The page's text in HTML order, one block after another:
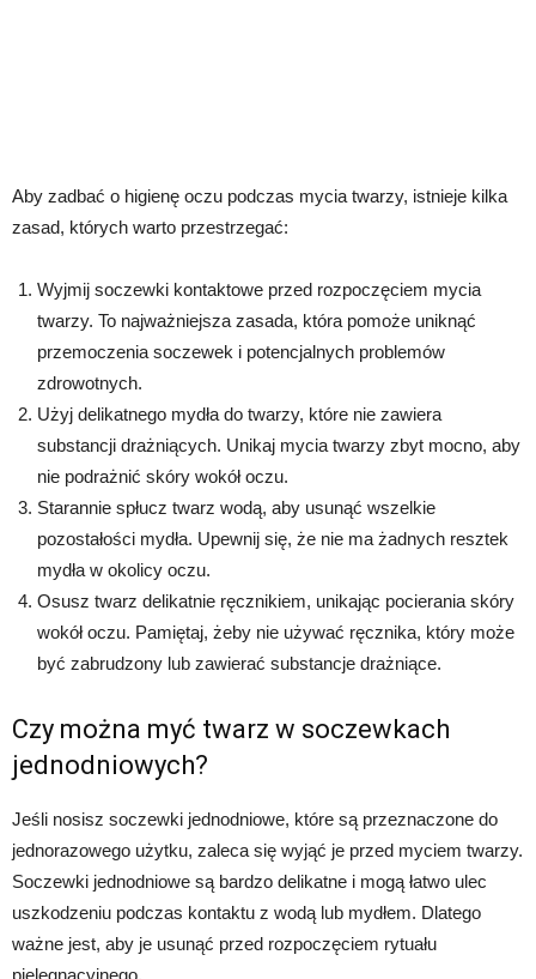
Aby zadbać o higienę oczu podczas mycia twarzy, istnieje kilka
zasad, których warto przestrzegać:
Wyjmij soczewki kontaktowe przed rozpoczęciem mycia
twarzy. To najważniejsza zasada, która pomoże uniknąć
przemoczenia soczewek i potencjalnych problemów
zdrowotnych.
Użyj delikatnego mydła do twarzy, które nie zawiera
substancji drażniących. Unikaj mycia twarzy zbyt mocno, aby
nie podrażnić skóry wokół oczu.
Starannie spłucz twarz wodą, aby usunąć wszelkie
pozostałości mydła. Upewnij się, że nie ma żadnych resztek
mydła w okolicy oczu.
Osusz twarz delikatnie ręcznikiem, unikając pocierania skóry
wokół oczu. Pamiętaj, żeby nie używać ręcznika, który może
być zabrudzony lub zawierać substancje drażniące.
Czy można myć twarz w soczewkach
jednodniowych?
Jeśli nosisz soczewki jednodniowe, które są przeznaczone do
jednorazowego użytku, zaleca się wyjąć je przed myciem twarzy.
Soczewki jednodniowe są bardzo delikatne i mogą łatwo ulec
uszkodzeniu podczas kontaktu z wodą lub mydłem. Dlatego
ważne jest, aby je usunąć przed rozpoczęciem rytuału
pielęgnacyjnego.